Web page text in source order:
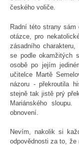
českého voliče.
Radní této strany
otázce, pro
zásadního
se podle okamžitých
osobě po jejím
učitelce Martě
názoru - překroutila
stejně tak jistě prý
Mariánského
obnovení.
Nevím, nakolik si
odpovědnosti za to,